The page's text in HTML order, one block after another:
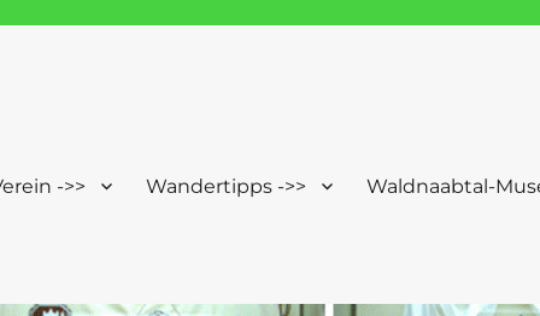
->> Wandertipps ->> Waldnaabtal-